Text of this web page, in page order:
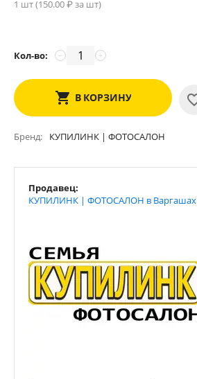
1 шт (150.00₽ за шт)
Кол-во: +
−
В КОРЗИНУ
Бренд КУПИЛИНК | ФОТОСАЛОН
Продавец:
КУПИЛИНК | ФОТОСАЛОН в Варгашах